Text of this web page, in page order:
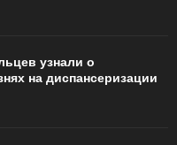
узнали о
на диспансеризации